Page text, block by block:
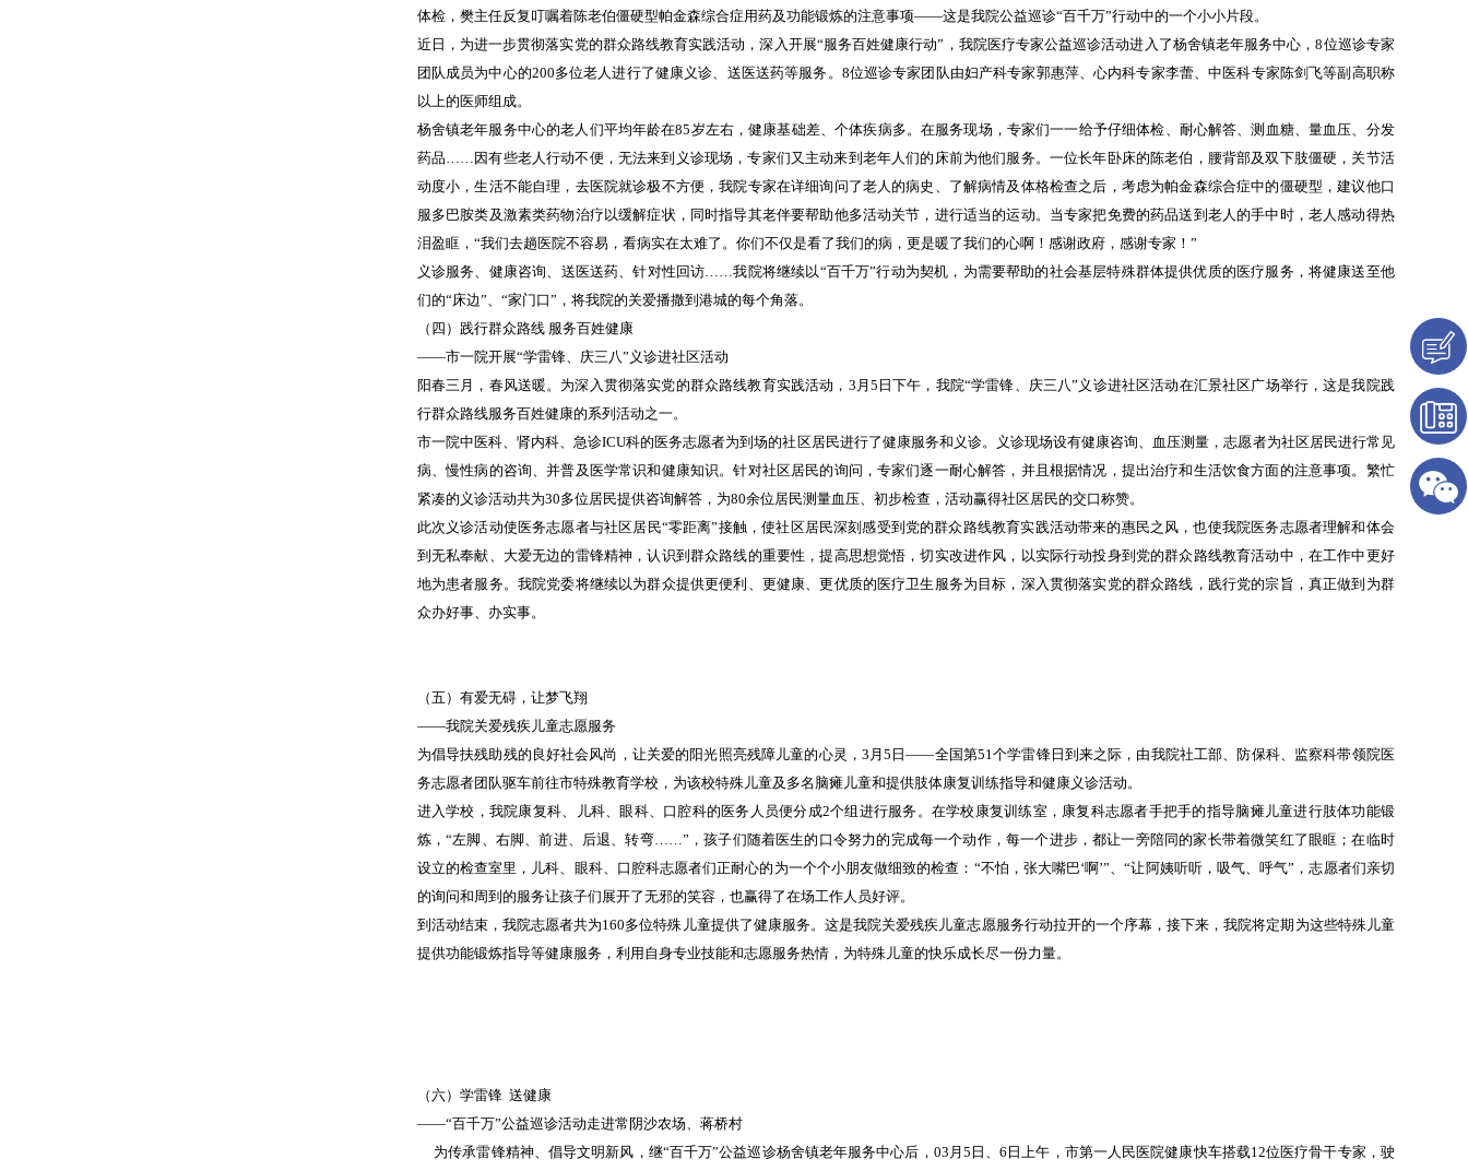
体检，樊主任反复叮嘱着陈老伯僵硬型帕金森综合症用药及功能锻炼的注意事项——这是我院公益巡诊“百千万”行动中的一个小小片段。
近日，为进一步贯彻落实党的群众路线教育实践活动，深入开展“服务百姓健康行动”，我院医疗专家公益巡诊活动进入了杨舍镇老年服务中心，8位巡诊专家
团队成员为中心的200多位老人进行了健康义诊、送医送药等服务。8位巡诊专家团队由妇产科专家郭惠萍、心内科专家李蕾、中医科专家陈剑飞等副高职称
以上的医师组成。
杨舍镇老年服务中心的老人们平均年龄在85岁左右，健康基础差、个体疾病多。在服务现场，专家们一一给予仔细体检、耐心解答、测血糖、量血压、分发
药品……因有些老人行动不便，无法来到义诊现场，专家们又主动来到老年人们的床前为他们服务。一位长年卧床的陈老伯，腰背部及双下肢僵硬，关节活
动度小，生活不能自理，去医院就诊极不方便，我院专家在详细询问了老人的病史、了解病情及体格检查之后，考虑为帕金森综合症中的僵硬型，建议他口
服多巴胺类及激素类药物治疗以缓解症状，同时指导其老伴要帮助他多活动关节，进行适当的运动。当专家把免费的药品送到老人的手中时，老人感动得热
泪盈眶，“我们去趟医院不容易，看病实在太难了。你们不仅是看了我们的病，更是暖了我们的心啊！感谢政府，感谢专家！”
义诊服务、健康咨询、送医送药、针对性回访……我院将继续以“百千万”行动为契机，为需要帮助的社会基层特殊群体提供优质的医疗服务，将健康送至他
们的“床边”、“家门口”，将我院的关爱播撒到港城的每个角落。
（四）践行群众路线 服务百姓健康
——市一院开展“学雷锋、庆三八”义诊进社区活动
阳春三月，春风送暖。为深入贯彻落实党的群众路线教育实践活动，3月5日下午，我院“学雷锋、庆三八”义诊进社区活动在汇景社区广场举行，这是我院践
行群众路线服务百姓健康的系列活动之一。
市一院中医科、肾内科、急诊ICU科的医务志愿者为到场的社区居民进行了健康服务和义诊。义诊现场设有健康咨询、血压测量，志愿者为社区居民进行常见
病、慢性病的咨询、并普及医学常识和健康知识。针对社区居民的询问，专家们逐一耐心解答，并且根据情况，提出治疗和生活饮食方面的注意事项。繁忙
紧凑的义诊活动共为30多位居民提供咨询解答，为80余位居民测量血压、初步检查，活动赢得社区居民的交口称赞。
此次义诊活动使医务志愿者与社区居民“零距离”接触，使社区居民深刻感受到党的群众路线教育实践活动带来的惠民之风，也使我院医务志愿者理解和体会
到无私奉献、大爱无边的雷锋精神，认识到群众路线的重要性，提高思想觉悟，切实改进作风，以实际行动投身到党的群众路线教育活动中，在工作中更好
地为患者服务。我院党委将继续以为群众提供更便利、更健康、更优质的医疗卫生服务为目标，深入贯彻落实党的群众路线，践行党的宗旨，真正做到为群
众办好事、办实事。
（五）有爱无碍，让梦飞翔
——我院关爱残疾儿童志愿服务
为倡导扶残助残的良好社会风尚，让关爱的阳光照亮残障儿童的心灵，3月5日——全国第51个学雷锋日到来之际，由我院社工部、防保科、监察科带领院医
务志愿者团队驱车前往市特殊教育学校，为该校特殊儿童及多名脑瘫儿童和提供肢体康复训练指导和健康义诊活动。
进入学校，我院康复科、儿科、眼科、口腔科的医务人员便分成2个组进行服务。在学校康复训练室，康复科志愿者手把手的指导脑瘫儿童进行肢体功能锻
炼，“左脚、右脚、前进、后退、转弯……”，孩子们随着医生的口令努力的完成每一个动作，每一个进步，都让一旁陪同的家长带着微笑红了眼眶；在临时
设立的检查室里，儿科、眼科、口腔科志愿者们正耐心的为一个个小朋友做细致的检查：“不怕，张大嘴巴‘啊’”、“让阿姨听听，吸气、呼气”，志愿者们亲切
的询问和周到的服务让孩子们展开了无邪的笑容，也赢得了在场工作人员好评。
到活动结束，我院志愿者共为160多位特殊儿童提供了健康服务。这是我院关爱残疾儿童志愿服务行动拉开的一个序幕，接下来，我院将定期为这些特殊儿童
提供功能锻炼指导等健康服务，利用自身专业技能和志愿服务热情，为特殊儿童的快乐成长尽一份力量。
（六）学雷锋 送健康
——“百千万”公益巡诊活动走进常阴沙农场、蒋桥村
为传承雷锋精神、倡导文明新风，继“百千万”公益巡诊杨舍镇老年服务中心后，03月5日、6日上午，市第一人民医院健康快车搭载12位医疗骨干专家，驶